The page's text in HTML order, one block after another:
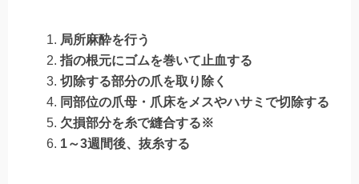
局所麻酔を行う
指の根元にゴムを巻いて止血する
切除する部分の爪を取り除く
同部位の爪母・爪床をメスやハサミで切除する
欠損部分を糸で縫合する※
1～3週間後、抜糸する